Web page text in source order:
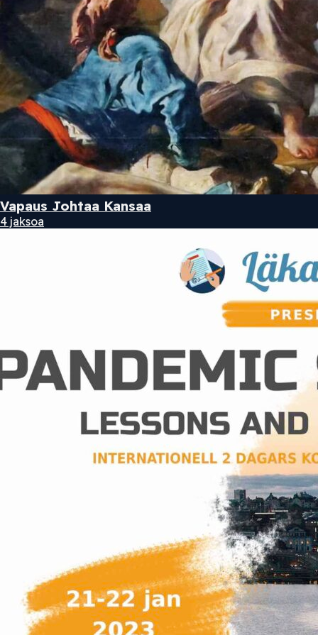
Vapaus Johtaa Kansaa
4 jaksoa